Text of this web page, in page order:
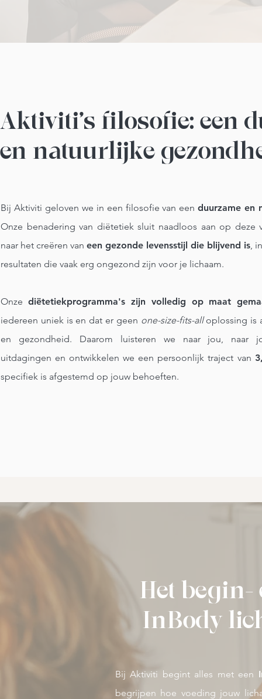
Aktiviti's filosofie: een
en natuurlijke
Bij Aktiviti geloven we in een filosofie van eenduurzame en
Onze benadering van diëtetiek sluit naadloos aan op deze
naar het creëren van een gezonde levensstijl die blijvend is,
resultaten die vaak erg ongezond zijn voor je lichaam.
Onze diëtetiekprogramma's zijn volledig op maat
iedereen uniek is en dat er geen one-size-fits-alloplossing is
en gezondheid. Daarom luisteren we naar jou, naar
uitdagingen en ontwikkelen we een persoonlijk traject van
specifiek is afgestemd op jouw behoeften.
Het
InBody
Bij Aktiviti begint alles met een
begrijpen hoe voeding jouw